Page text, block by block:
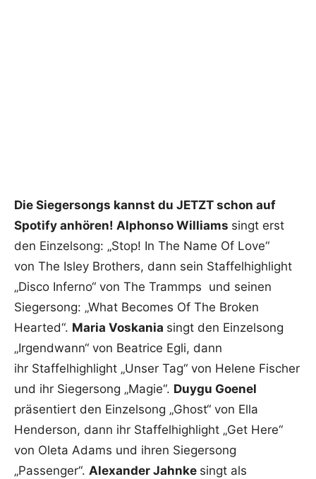
Die Siegersongs kannst du JETZT schon auf
Spotify anhören! Alphonso Williams singt erst
den Einzelsong: „Stop! In The Name Of Love“
von The Isley Brothers, dann sein Staffelhighlight
„Disco Inferno“ von The Trammps und seinen
Siegersong: „What Becomes Of The Broken
Hearted“. Maria Voskania singt den Einzelsong
„Irgendwann“ von Beatrice Egli, dann
ihr Staffelhighlight „Unser Tag“ von Helene Fischer
und ihr Siegersong „Magie“. Duygu Goenel
präsentiert den Einzelsong „Ghost“ von Ella
Henderson, dann ihr Staffelhighlight „Get Here“
von Oleta Adams und ihren Siegersong
„Passenger“. Alexander Jahnke singt als